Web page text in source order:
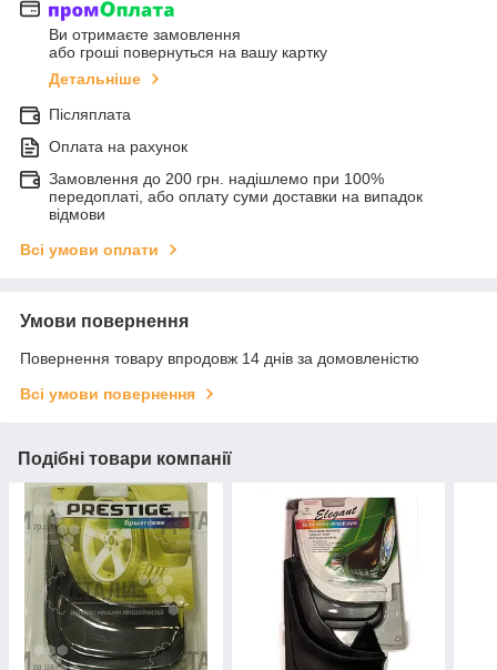
Ви отримаєте замовлення
або гроші повернуться на вашу картку
Детальніше
Післяплата
Оплата на рахунок
Замовлення до 200 грн. надішлемо при 100%
передоплаті, або оплату суми доставки на випадок
відмови
Всі умови оплати
Умови повернення
Повернення товару впродовж 14 днів за домовленістю
Всі умови повернення
Подібні товари компанії